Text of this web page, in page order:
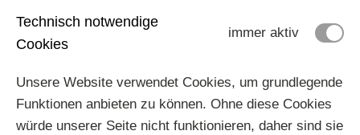
Technisch notwendige
Cookies
immer aktiv
Unsere Website verwendet Cookies, um grundlegende
Funktionen anbieten zu können. Ohne diese Cookies
würde unserer Seite nicht funktionieren, daher sind sie